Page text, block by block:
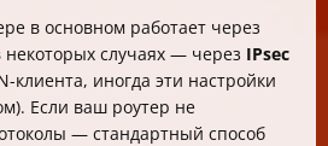
в основном работает через
некоторых случаях — через IPsec
клиента, иногда эти настройки
Если ваш роутер не
— стандартный способ